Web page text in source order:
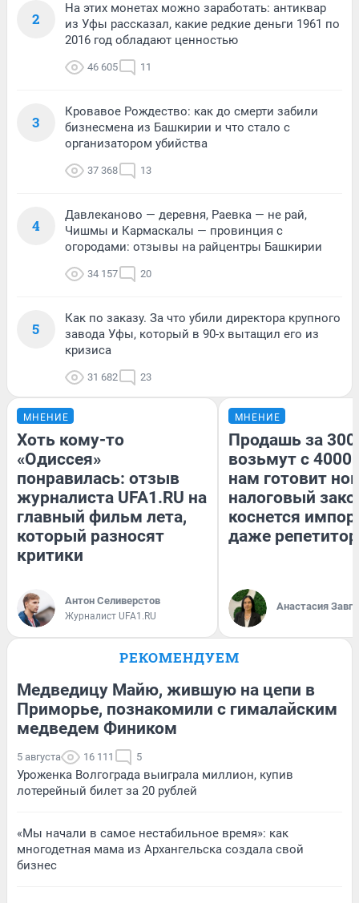
2
На этих монетах можно заработать: антиквар
из Уфы рассказал, какие редкие деньги 1961 по
2016 год обладают ценностью
46 605 11
3
Кровавое Рождество: как до смерти забили
бизнесмена из Башкирии и что стало с
организатором убийства
37 368 13
4
Давлеканово — деревня, Раевка — не рай,
Чишмы и Кармаскалы — провинция с
огородами: отзывы на райцентры Башкирии
34 157 20
5
Как по заказу. За что убили директора крупного
завода Уфы, который в 90-х вытащил его из
кризиса
31 682 23
МНЕНИЕ
Хоть кому-то
«Одиссея»
понравилась: отзыв
журналиста UFA1.RU на
главный фильм лета,
который разносят
критики
Антон Селиверстов
Журналист UFA1.RU
МНЕНИЕ
Продашь за
возьмут с
нам готовит
налоговый
коснется
даже
Анастасия
РЕКОМЕНДУЕМ
Медведицу Майю, жившую на цепи в
Приморье, познакомили с гималайским
медведем Фиником
5 августа 16 111 5
Уроженка Волгограда выиграла миллион, купив
лотерейный билет за 20 рублей
«Мы начали в самое нестабильное время»: как
многодетная мама из Архангельска создала свой
бизнес